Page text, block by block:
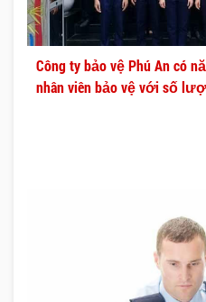
Công ty bảo vệ Phú An có
nhân viên bảo vệ với số